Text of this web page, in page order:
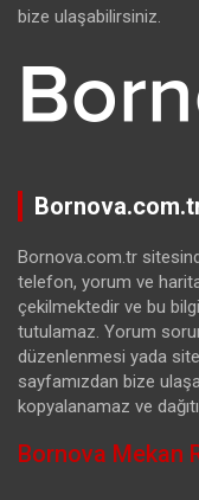
bize ulaşabilirsiniz.
Bornova.com.tr
telefon, yorum ve
çekilmektedir ve bu
tutulamaz. Yorum
düzenlenmesi yada
sayfamızdan bize
kopyalanamaz ve
Bornova Mekan